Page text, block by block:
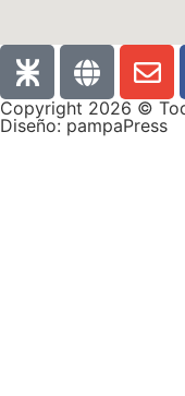
Copyright 2026 ©
Diseño: pampaPress